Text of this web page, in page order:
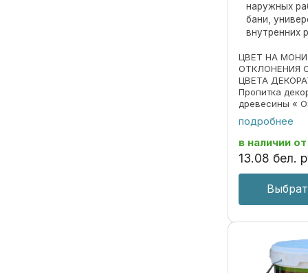
наружных
бани,
внутренних
ЦВЕТ НА
ОТКЛОНЕНИЯ
ЦВЕТА
Пропитка
древесины «
Пропитка
декоративной
подробнее
в наличии от
13.08 бел.